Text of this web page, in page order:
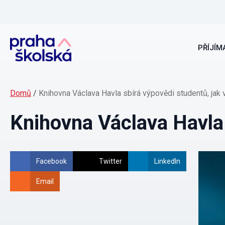
Domů / Knihovna Václava Havla sbírá výpovědi studentů, jak
Knihovna Václava
Facebook Twitter LinkedIn
Email